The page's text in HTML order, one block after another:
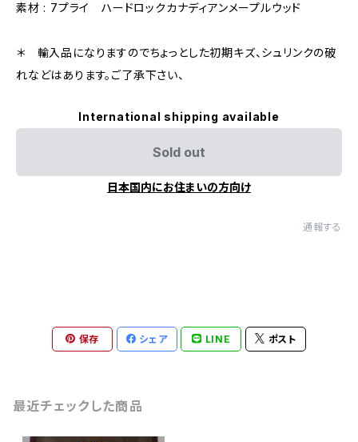
素材 : 7プライ ハードロックカナディアンメープルウッド
＊ 輸入品になりますのでちょっとした初期キズ、シュリンクの破
れなどはあります。ご了承下さい、
International shipping available
Sold out
日本国内にお住まいの方向け
通報する
保存 シェア LINE ポスト
最近チェックした商品